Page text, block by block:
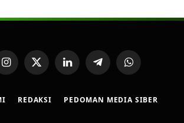
Instagram
X
(Twitter)
LinkedInTelegramWhatsApp
REDAKSI PEDOMAN MEDIA SIBER